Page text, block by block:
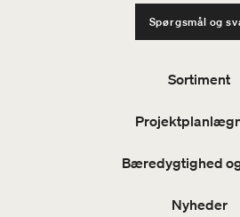
Spørgsmål og
Sortiment
Bæredygtighed
Nyheder